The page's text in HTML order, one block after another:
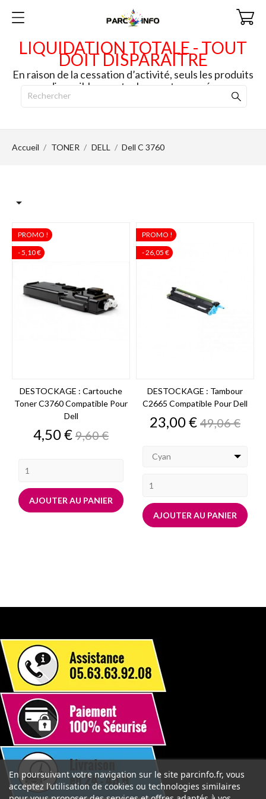
LIQUIDATION TOTALE - TOUT
DOIT DISPARAITRE
En raison de la cessation d’activité, seuls les produits
disponibles en stock seront envoyés.
Accueil TONER DELL Dell C 3760

DESTOCKAGE : Cartouche
Toner C3760 Compatible Pour
Dell
Prix
4,50 €Prix
de
9,60 €
AJOUTER AU PANIER
PROMO !
- 5,10 €
DESTOCKAGE : Tambour
C2665 Compatible Pour Dell
Prix
23,00 €Prix
de
49,06 €
Cyan
AJOUTER AU PANIER
PROMO !
- 26,05 €
En poursuivant votre navigation sur le site parcinfo.fr, vous
acceptez l’utilisation de cookies ou technologies similaires